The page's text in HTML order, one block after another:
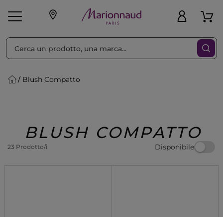
Make-up Profumi
Regalo
Blush Compatto
BLUSH COMPATTO
23 Prodotto/i Disponibile
Ordina per Filtra